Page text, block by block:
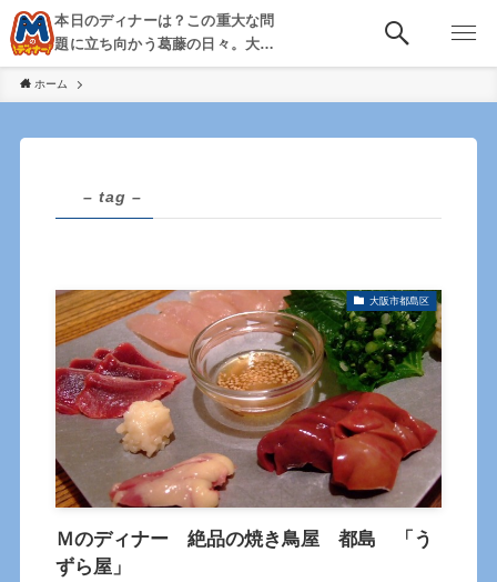
本日のディナーは？この重大な問
題に立ち向かう葛藤の日々。大
阪・京都・神戸を中心とした食べ
歩き、飲み歩きを綴る。
ホーム
– tag –
大阪市都島区
Ｍのディナー 絶品の焼き鳥屋 都島 「う
ずら屋」